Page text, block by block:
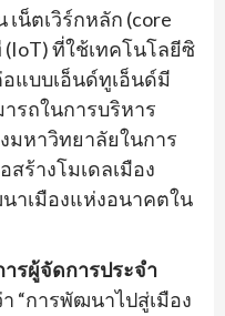
น็ตเวิร์กหลัก (core
ที่ใช้เทคโนโลยีซิ
แบบเอ็นด์ทูเอ็นด์มี
รถในการบริหาร
มหาวิทยาลัยในการ
ร้างโมเดลเมือง
าเมืองแห่งอนาคตใน
รผู้จัดการประจำ
“การพัฒนาไปสู่เมือง